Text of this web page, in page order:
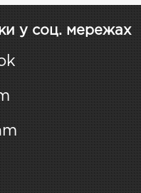
у соц. мережах